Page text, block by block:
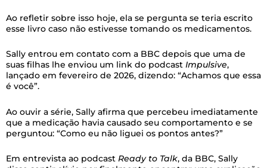
Ao refletir sobre isso hoje, ela se pergunta se teria escrito
esse livro caso não estivesse tomando os medicamentos.
Sally entrou em contato com a BBC depois que uma de
suas filhas lhe enviou um link do podcast Impulsive,
lançado em fevereiro de 2026, dizendo: “Achamos que essa
é você”.
Ao ouvir a série, Sally afirma que percebeu imediatamente
que a medicação havia causado seu comportamento e se
perguntou: “Como eu não liguei os pontos antes?”
Em entrevista ao podcast Ready to Talk, da BBC, Sally